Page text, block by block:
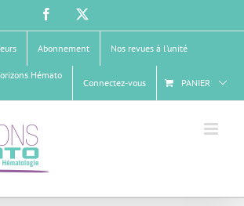
Facebook
Abonnement Nos revues à l’unité
Hémato
Connectez-vous PANIER